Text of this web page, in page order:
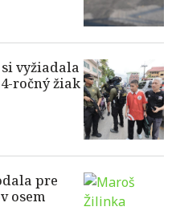
vyžiadala
ročný žiak
pre
osem